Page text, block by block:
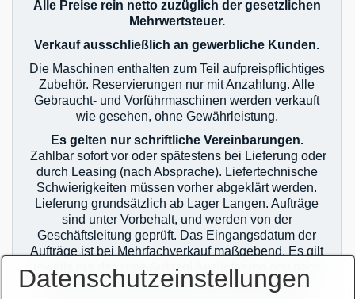
Alle Preise rein netto zuzüglich der gesetzlichen
Mehrwertsteuer.
Verkauf ausschließlich an gewerbliche Kunden.
Die Maschinen enthalten zum Teil aufpreispflichtiges
Zubehör. Reservierungen nur mit Anzahlung. Alle
Gebraucht- und Vorführmaschinen werden verkauft
wie gesehen, ohne Gewährleistung.
Es gelten nur schriftliche Vereinbarungen.
Zahlbar sofort vor oder spätestens bei Lieferung oder
durch Leasing (nach Absprache). Liefertechnische
Schwierigkeiten müssen vorher abgeklärt werden.
Lieferung grundsätzlich ab Lager Langen. Aufträge
sind unter Vorbehalt, und werden von der
Geschäftsleitung geprüft. Das Eingangsdatum der
Aufträge ist bei Mehrfachverkauf maßgebend. Es gilt
jeweils nur der erste Auftrag! Auslieferung erst nach
zahlungstechnischer Klärung! Im Übrigen gelten
Datenschutzeinstellungen